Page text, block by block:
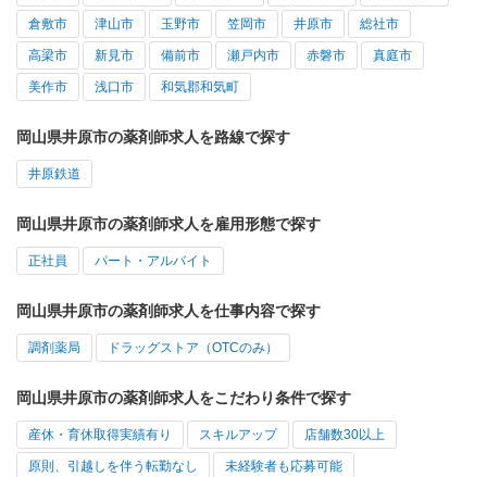
倉敷市 津山市 玉野市 笠岡市 井原市 総社市
高梁市 新見市 備前市 瀬戸内市 赤磐市 真庭市
美作市 浅口市 和気郡和気町
岡山県井原市の薬剤師求人を路線で探す
井原鉄道
岡山県井原市の薬剤師求人を雇用形態で探す
正社員 パート・アルバイト
岡山県井原市の薬剤師求人を仕事内容で探す
調剤薬局 ドラッグストア（OTCのみ）
岡山県井原市の薬剤師求人をこだわり条件で探す
産休・育休取得実績有り スキルアップ 店舗数30以上
原則、引越しを伴う転勤なし 未経験者も応募可能